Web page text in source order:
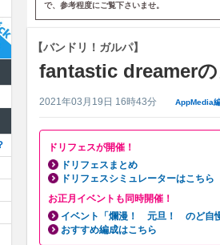
で、参考程度にご覧下さいませ。
【バンドリ！ガルパ】
fantastic dreamerの
2021年03月19日 16時43分 AppMedia
ドリフェスが開催！
ドリフェスまとめ
ドリフェスシミュレーターはこちら
お正月イベントも同時開催！
イベント「爛漫！ 元旦！ のど自
おすすめ編成はこちら